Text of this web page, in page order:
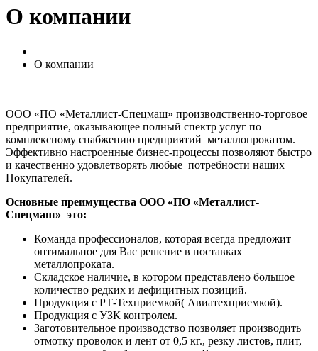
О компании
О компании
ООО «ПО «Металлист-Спецмаш» производственно-торговое
предприятие, оказывающее полный спектр услуг по
комплексному снабжению предприятий металлопрокатом.
Эффективно настроенные бизнес-процессы позволяют быстро
и качественно удовлетворять любые потребности наших
Покупателей.
Основные преимущества ООО «ПО «Металлист-
Спецмаш» это:
Команда профессионалов, которая всегда предложит
оптимальное для Вас решение в поставках
металлопроката.
Складское наличие, в котором представлено большое
количество редких и дефицитных позиций.
Продукция с РТ-Техприемкой( Авиатехприемкой).
Продукция с УЗК контролем.
Заготовительное производство позволяет производить
отмотку проволок и лент от 0,5 кг., резку листов, плит,